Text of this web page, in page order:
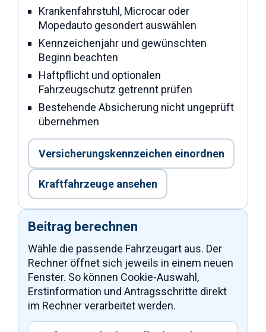
Krankenfahrstuhl, Microcar oder
Mopedauto gesondert auswählen
Kennzeichenjahr und gewünschten
Beginn beachten
Haftpflicht und optionalen
Fahrzeugschutz getrennt prüfen
Bestehende Absicherung nicht ungeprüft
übernehmen
Versicherungskennzeichen einordnen
Kraftfahrzeuge ansehen
Beitrag berechnen
Wähle die passende Fahrzeugart aus. Der
Rechner öffnet sich jeweils in einem neuen
Fenster. So können Cookie-Auswahl,
Erstinformation und Antragsschritte direkt
im Rechner verarbeitet werden.